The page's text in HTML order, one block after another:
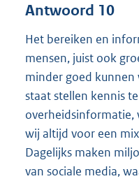
Antwoord 10
Het bereiken en
mensen, juist ook
minder goed
staat stellen kennis
overheidsinformatie,
wij altijd voor een
Dagelijks maken
van sociale media,